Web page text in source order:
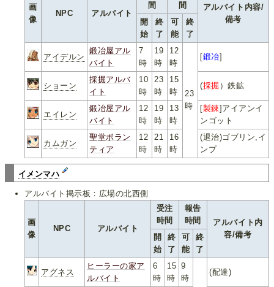
画
像
NPC アルバイト
間
間
アルバイト内容/
備考
開
始
終
了
可
能
終
了
アイデルン
鍛冶屋アル
バイト
7
時
19
時
12
時
23
時
[鍛冶]
ショーン
採掘アルバ
イト
10
時
23
時
15
時
(採掘 ）鉄鉱
エイレン
鍛冶屋アル
バイト
12
時
19
時
13
時
[製錬]アイアンイ
ンゴット
カムガン
聖堂ボラン
ティア
12
時
21
時
16
時
(退治)ゴブリン,イ
ンプ
イメンマハ
アルバイト掲示板：広場の北西側
画
像
NPC アルバイト
受注
時間
報告
時間
アルバイト内
容/備考
開
始
終
了
可
能
終
了
アグネス
ヒーラーの家ア
ルバイト
6
時
15
時
9
時
(配達)